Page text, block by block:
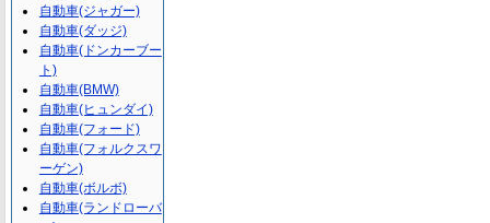
自動車(ジャガー)
自動車(ダッジ)
自動車(ドンカーブー
ト)
自動車(BMW)
自動車(ヒュンダイ)
自動車(フォード)
自動車(フォルクスワ
ーゲン)
自動車(ボルボ)
自動車(ランドローバ